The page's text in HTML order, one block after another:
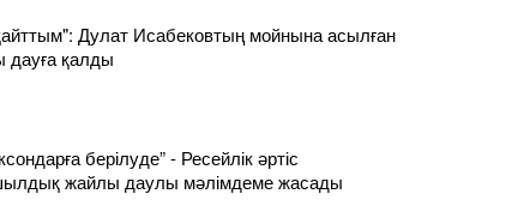
Дулат Исабековтың мойнына асылған
қалды
берілуде” - Ресейлік әртіс
жайлы даулы мәлімдеме жасады